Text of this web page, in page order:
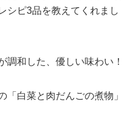
シピ3品を教えてくれまし
調和した、優しい味わい！
「白菜と肉だんごの煮物」